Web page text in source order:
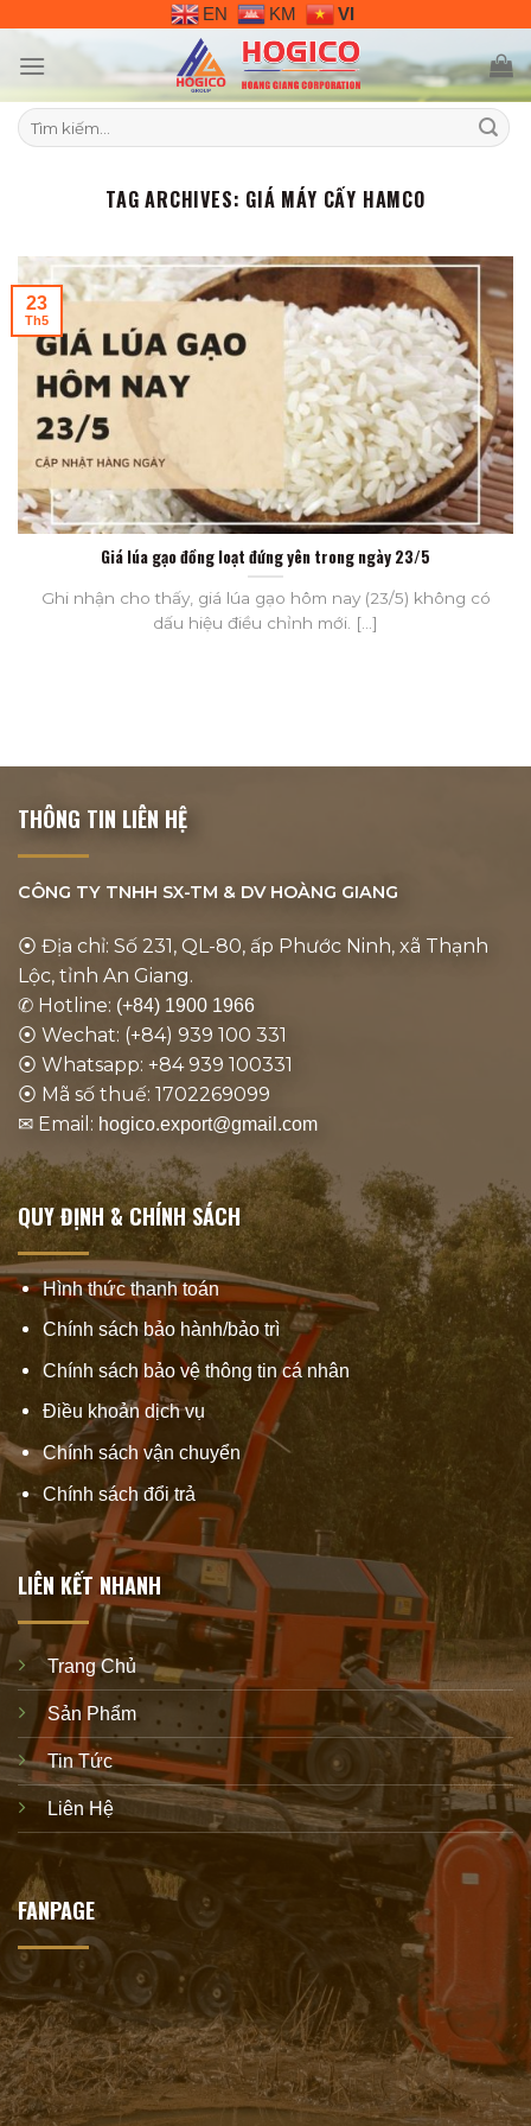
content
EN KM VI
Tìm
kiếm:
TAG ARCHIVES: GIÁ MÁY CẤY HAMCO
Giá lúa gạo đồng loạt đứng yên trong ngày 23/5
Ghi nhận cho thấy, giá lúa gạo hôm nay (23/5) không có
dấu hiệu điều chỉnh mới. [...]
23
Th5
THÔNG TIN LIÊN HỆ
CÔNG TY TNHH SX-TM & DV HOÀNG GIANG
⦿ Địa chỉ: Số 231, QL-80, ấp Phước Ninh, xã Thạnh
Lộc, tỉnh An Giang.
✆ Hotline: (+84) 1900 1966
⦿ Wechat: (+84) 939 100 331
⦿ Whatsapp: +84 939 100331
⦿ Mã số thuế: 1702269099
✉ Email: hogico.export@gmail.com
QUY ĐỊNH & CHÍNH SÁCH
Hình thức thanh toán
Chính sách bảo hành/bảo trì
Chính sách bảo vệ thông tin cá nhân
Điều khoản dịch vụ
Chính sách vận chuyển
Chính sách đổi trả
LIÊN KẾT NHANH
Trang Chủ
Sản Phẩm
Tin Tức
Liên Hệ
FANPAGE